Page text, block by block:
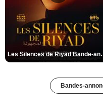
Les
Bandes-